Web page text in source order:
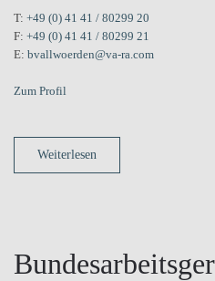
T: +49 (0) 41 41 / 80299 20
F: +49 (0) 41 41 / 80299 21
E: bvallwoerden@va-ra.com
Zum Profil
Weiterlesen